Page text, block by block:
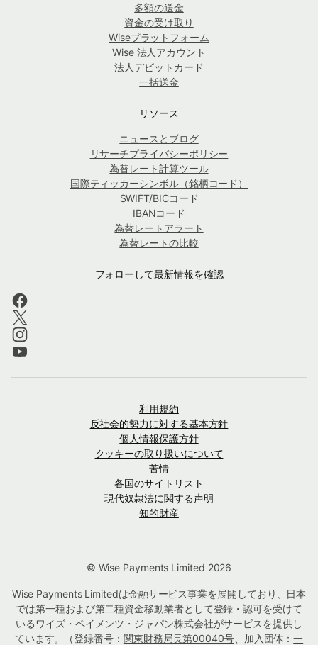
多額の送金
資金の受け取り
Wiseプラットフォーム
Wise 法人アカウント
法人デビットカード
一括送金
リソース
ニュースとブログ
リサーチプライバシーポリシー
為替レート計算ツール
国際ティッカーシンボル（銘柄コード）
SWIFT/BICコード
IBANコード
為替レートアラート
為替レートの比較
フォローして最新情報を確認
利用規約
反社会的勢力に対する基本方針
個人情報保護方針
クッキーの取り扱いについて
苦情
各国のサイトリスト
現代奴隷法に関する声明
知的財産
© Wise Payments Limited 2026
Wise Payments Limitedは金融サービス事業を展開しており、日本
では第一種および第二種資金移動業者として登録・認可を受けて
いるワイズ・ペイメンツ・ジャパン株式会社がサービスを提供し
ています。（登録番号： 関東財務局長第00040号、加入団体：一